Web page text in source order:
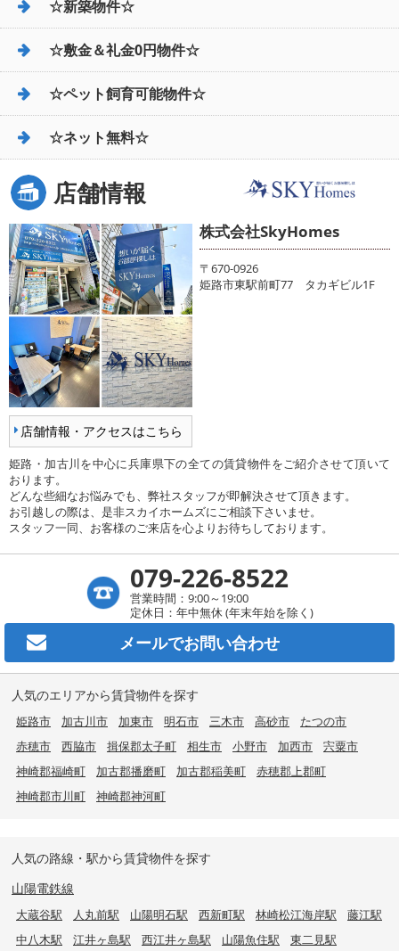
☆新築物件☆
☆敷金＆礼金0円物件☆
☆ペット飼育可能物件☆
☆ネット無料☆
店舗情報
店舗情報・アクセスはこちら
株式会社SkyHomes
〒670-0926
姫路市東駅前町77 タカギビル1F
姫路・加古川を中心に兵庫県下の全ての賃貸物件をご紹介させて頂いて
おります。
どんな些細なお悩みでも、弊社スタッフが即解決させて頂きます。
お引越しの際は、是非スカイホームズにご相談下さいませ。
スタッフ一同、お客様のご来店を心よりお待ちしております。
079-226-8522
営業時間：9:00～19:00
定休日：年中無休 (年末年始を除く)
メールでお問い合わせ
人気のエリアから賃貸物件を探す
姫路市 加古川市 加東市 明石市 三木市 高砂市
たつの市
赤穂市
西脇市 揖保郡太子町 相生市 小野市 加西市
宍粟市
神崎郡福崎町
加古郡播磨町 加古郡稲美町
赤穂郡上郡町
神崎郡市川町
神崎郡神河町
人気の路線・駅から賃貸物件を探す
山陽電鉄線
大蔵谷駅 人丸前駅 山陽明石駅 西新町駅 林崎松江海岸駅
藤江駅
中八木駅
江井ヶ島駅 西江井ヶ島駅 山陽魚住駅
東二見駅